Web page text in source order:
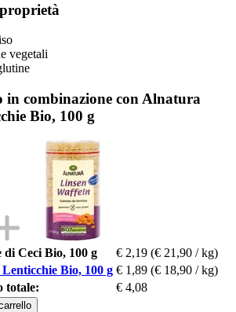
vegetali
in combinazione con Alnatura
Bio, 100 g
Ceci Bio, 100 g € 2,19 (€ 21,90 / kg)
Bio, 100 g € 1,89 (€ 18,90 / kg)
totale:
€ 4,08